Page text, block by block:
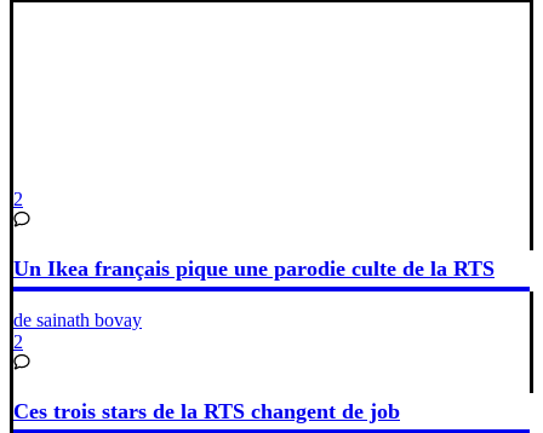
2
Un Ikea français pique une parodie culte de la RTS
de sainath bovay
2
Ces trois stars de la RTS changent de job